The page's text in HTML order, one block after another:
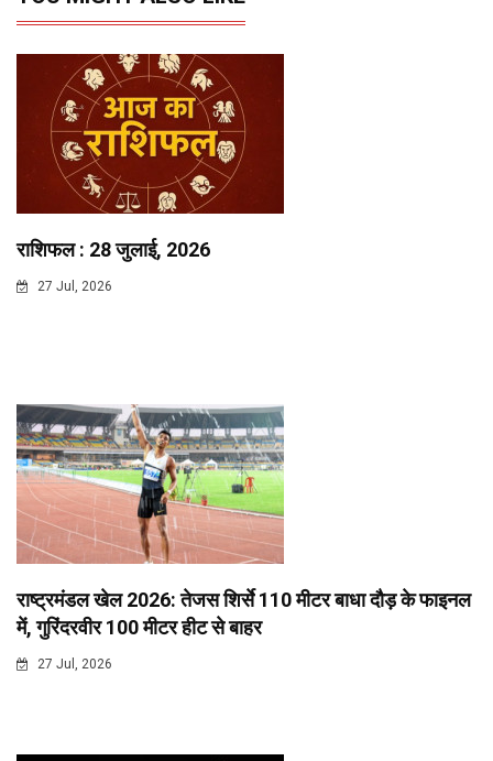
राशिफल : 28 जुलाई, 2026
27 Jul, 2026
राष्ट्रमंडल खेल 2026: तेजस शिर्से 110 मीटर बाधा दौड़ के फाइनल
में, गुरिंदरवीर 100 मीटर हीट से बाहर
27 Jul, 2026